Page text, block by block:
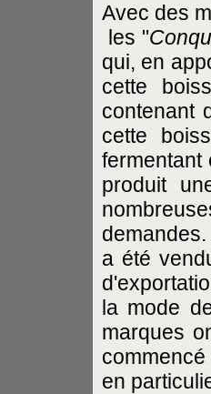
Avec des
les "
qui, en
cette
contenant
cette
fermentant
produit
a été
la mode
marques
en